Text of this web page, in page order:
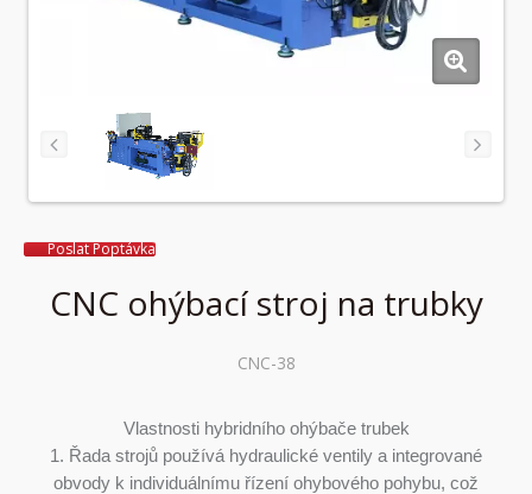
Poslat Poptávka
CNC ohýbací stroj na trubky
CNC-38
Vlastnosti hybridního ohýbače trubek
1. Řada strojů používá hydraulické ventily a integrované
obvody k individuálnímu řízení ohybového pohybu, což